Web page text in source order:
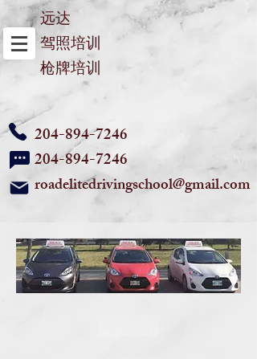
远达
驾照培训
枪牌培训
204-894-7246
204-894-7246
​ roadelitedrivingschool@gmail.com